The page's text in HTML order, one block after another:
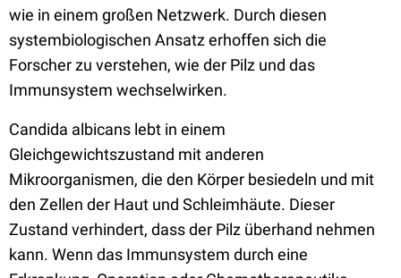
wie in einem großen Netzwerk. Durch diesen
systembiologischen Ansatz erhoffen sich die
Forscher zu verstehen, wie der Pilz und das
Immunsystem wechselwirken.
Candida albicans lebt in einem
Gleichgewichtszustand mit anderen
Mikroorganismen, die den Körper besiedeln und mit
den Zellen der Haut und Schleimhäute. Dieser
Zustand verhindert, dass der Pilz überhand nehmen
kann. Wenn das Immunsystem durch eine